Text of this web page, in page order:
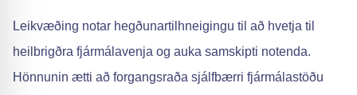
Leikvæðing notar hegðunartilhneigingu til að hvetja til
heilbrigðra fjármálavenja og auka samskipti notenda.
Hönnunin ætti að forgangsraða sjálfbærri fjármálastöðu